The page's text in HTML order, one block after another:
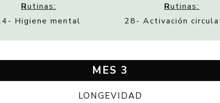
Rutinas:
Higiene mental
Rutinas:
28- Activación
MES 3
LONGEVIDAD